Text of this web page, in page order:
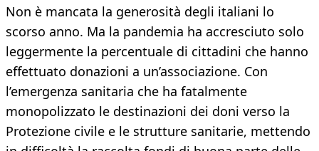
Non è mancata la generosità degli italiani lo
scorso anno. Ma la pandemia ha accresciuto solo
leggermente la percentuale di cittadini che hanno
effettuato donazioni a un’associazione. Con
l’emergenza sanitaria che ha fatalmente
monopolizzato le destinazioni dei doni verso la
Protezione civile e le strutture sanitarie, mettendo